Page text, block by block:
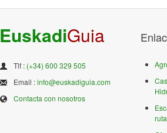
EuskadiGuia
Tlf : (+34) 600 329 505
Email :info@euskadiguia.com
Contacta con nosotros